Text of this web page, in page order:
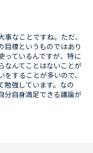
なことですね。ただ、
目標というものではあり
っているんですが、特に
なんてことはないことが
することが多いので、
勉強しています。なの
分自身満足できる議論が